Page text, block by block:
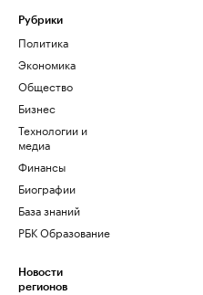
Рубрики
Политика
Экономика
Общество
Бизнес
Технологии и
медиа
Финансы
Биографии
База знаний
РБК Образование
Новости
регионов